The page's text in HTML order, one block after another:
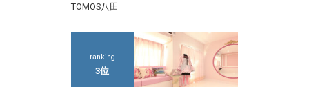
TOMOS八田
ranking
3位